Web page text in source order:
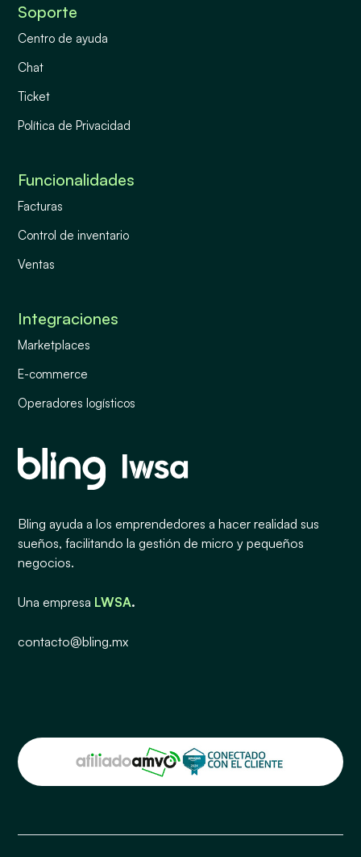
Bling ayuda a los emprendedores a hacer realidad sus
sueños, facilitando la gestión de micro y pequeños
negocios.
Una empresa LWSA.
contacto@bling.mx
Soporte
Centro de ayuda
Chat
Ticket
Política de Privacidad
Funcionalidades
Facturas
Control de inventario
Ventas
Integraciones
Marketplaces
E-commerce
Operadores logísticos